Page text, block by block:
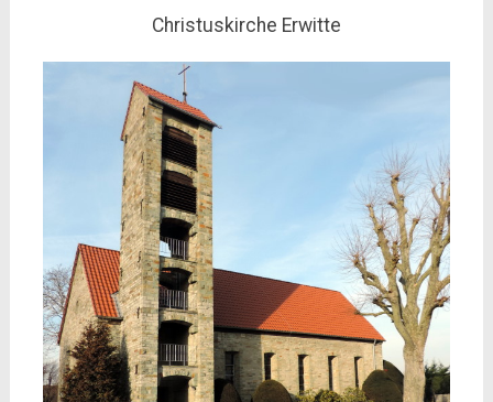
Christuskirche Erwitte